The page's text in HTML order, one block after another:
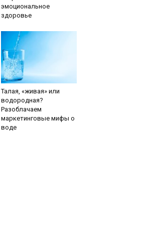
эмоциональное
здоровье
Талая, «живая» или
водородная?
Разоблачаем
маркетинговые мифы о
воде